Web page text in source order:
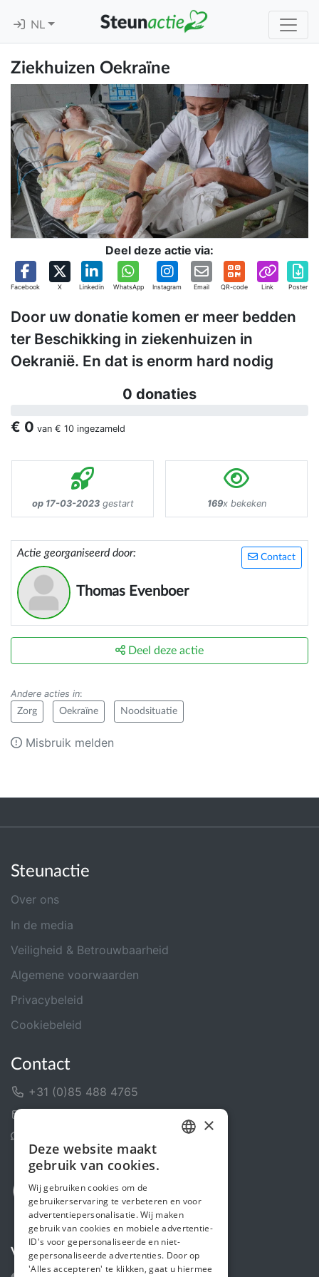
NL
Ziekhuizen Oekraïne
Deel deze actie via:
Facebook X Linkedin WhatsApp Instagram Email QR-code Link Poster
Door uw donatie komen er meer bedden
ter Beschikking in ziekenhuizen in
Oekranië. En dat is enorm hard nodig
0 donaties
€ 0 van € 10 ingezameld
op 17-03-2023gestart 169x bekeken
Contact
Actie georganiseerd door:
Thomas Evenboer
Deel deze actie
Andere acties in:
Zorg Oekraïne Noodsituatie
Misbruik melden
Steunactie
Over ons
In de media
Veiligheid & Betrouwbaarheid
Algemene voorwaarden
Privacybeleid
Cookiebeleid
Contact
+31 (0)85 488 4765
Volg ons
ENGLISH
×
Deze website maakt
gebruik van cookies.
Wij gebruiken cookies om de
gebruikerservaring te verbeteren en voor
advertentiepersonalisatie. Wij maken
gebruik van cookies en mobiele advertentie-
ID's voor gepersonaliseerde en niet-
gepersonaliseerde advertenties. Door op
'Alles accepteren' te klikken, gaat u hiermee